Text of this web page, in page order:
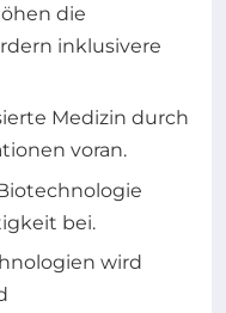
die
inklusivere
Medizin durch
voran.
bei.
wird